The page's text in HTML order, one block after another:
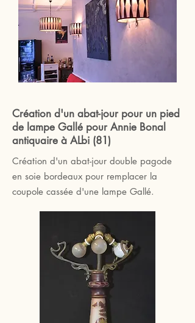
Création d'un abat-jour pour un pied
de lampe Gallé pour Annie Bonal
antiquaire à ALbi (81)
Création d'un abat-jour double pagode
en soie bordeaux pour remplacer la
coupole cassée d'une lampe Gallé.